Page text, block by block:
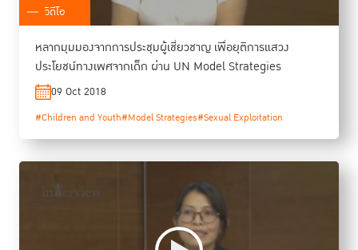
วิดีโอ
หลากมุมมองจากการประชุมผู้เชี่ยวชาญ เพื่อยุติการแสวง
ประโยชน์ทางเพศจากเด็ก ผ่าน UN Model Strategies
09 Oct 2018
#Children and Youth#Model Strategies#Sexual Exploitation